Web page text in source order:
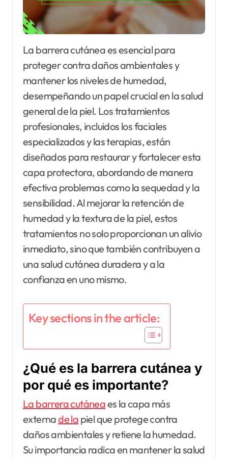
La barrera cutánea es esencial para
proteger contra daños ambientales y
mantener los niveles de humedad,
desempeñando un papel crucial en la salud
general de la piel. Los tratamientos
profesionales, incluidos los faciales
especializados y las terapias, están
diseñados para restaurar y fortalecer esta
capa protectora, abordando de manera
efectiva problemas como la sequedad y la
sensibilidad. Al mejorar la retención de
humedad y la textura de la piel, estos
tratamientos no solo proporcionan un alivio
inmediato, sino que también contribuyen a
una salud cutánea duradera y a la
confianza en uno mismo.
Key sections in the article:
¿Qué es la barrera cutánea y
por qué es importante?
La barrera cutáneaes la capa más
externade la piel que protege contra
daños ambientales y retiene la humedad.
Su importancia radica en mantener la salud